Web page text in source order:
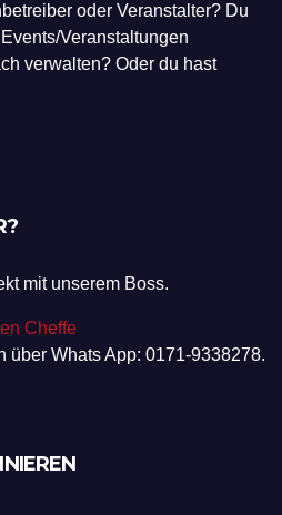
oder Veranstalter? Du
Veranstaltungen
verwalten? Oder du hast
mit unserem Boss.
Cheffe
über Whats App: 0171-9338278.